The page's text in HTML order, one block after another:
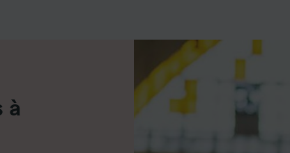
à
partenaires (fournisseurs)